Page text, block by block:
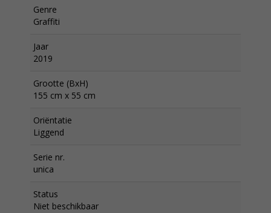
Genre
Graffiti
Jaar
2019
Grootte (BxH)
155 cm x 55 cm
Oriëntatie
Liggend
Serie nr.
unica
Status
Niet beschikbaar